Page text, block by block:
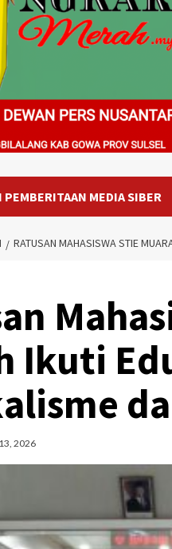
PEMBERITAAN MEDIA SIBER
RATUSAN MAHASISWA STIE
Ikuti
2026